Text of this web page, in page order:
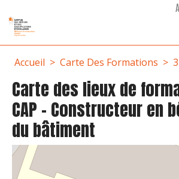
Fil d'Ariane
Accueil Carte Des Formations
Carte des lieux de
CAP - Constructeur en
du bâtiment